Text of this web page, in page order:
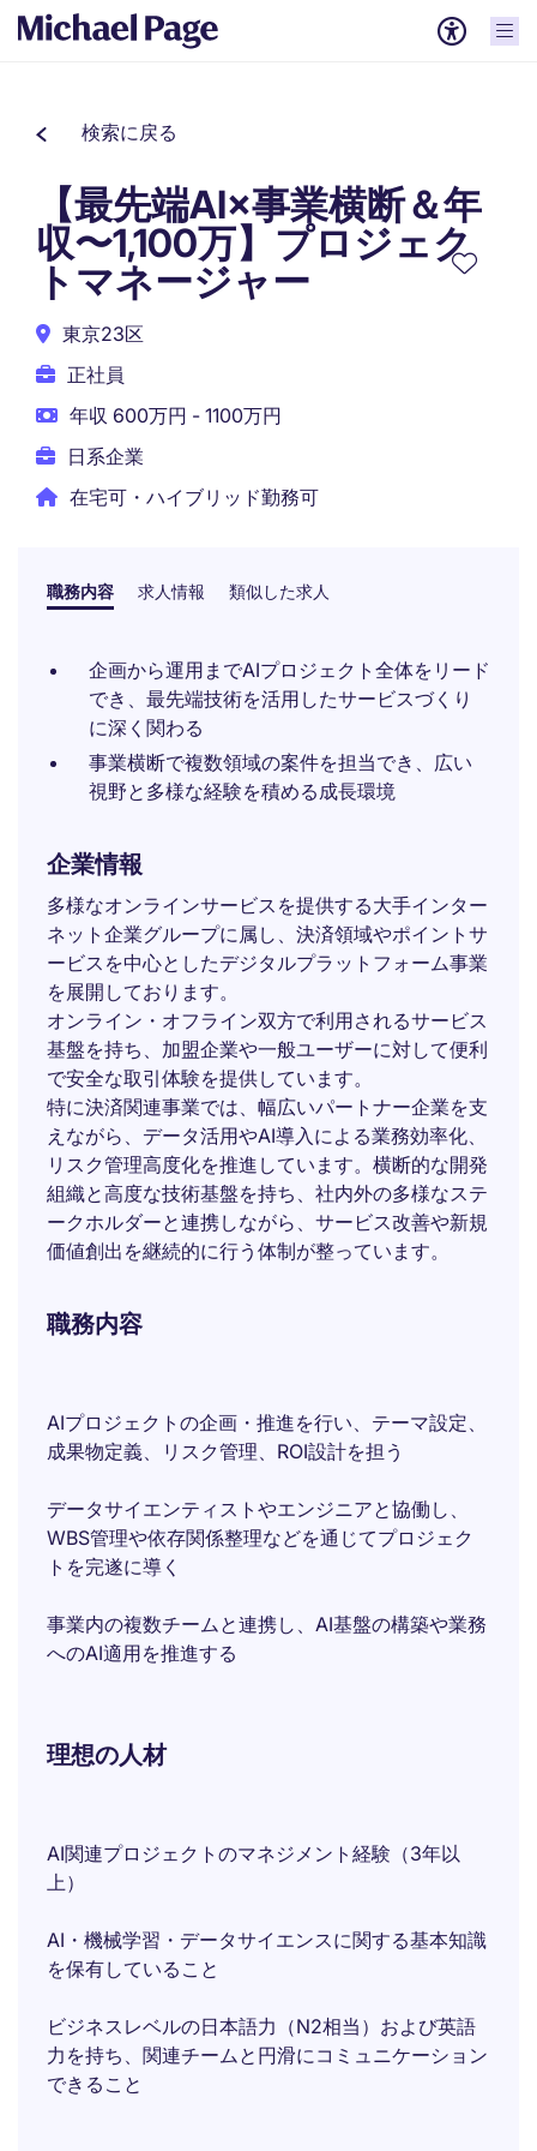
検索に戻る
【最先端AI×事業横断＆年
収〜1,100万】プロジェク
トマネージャー
東京23区
正社員
年収 600万円 - 1100万円
日系企業
在宅可・ハイブリッド勤務可
職務内容 求人情報 類似した求人
企画から運用までAIプロジェクト全体をリード
でき、最先端技術を活用したサービスづくり
に深く関わる
事業横断で複数領域の案件を担当でき、広い
視野と多様な経験を積める成長環境
企業情報
多様なオンラインサービスを提供する大手インター
ネット企業グループに属し、決済領域やポイントサ
ービスを中心としたデジタルプラットフォーム事業
を展開しております。
オンライン・オフライン双方で利用されるサービス
基盤を持ち、加盟企業や一般ユーザーに対して便利
で安全な取引体験を提供しています。
特に決済関連事業では、幅広いパートナー企業を支
えながら、データ活用やAI導入による業務効率化、
リスク管理高度化を推進しています。横断的な開発
組織と高度な技術基盤を持ち、社内外の多様なステ
ークホルダーと連携しながら、サービス改善や新規
価値創出を継続的に行う体制が整っています。
職務内容
AIプロジェクトの企画・推進を行い、テーマ設定、
成果物定義、リスク管理、ROI設計を担う
データサイエンティストやエンジニアと協働し、
WBS管理や依存関係整理などを通じてプロジェク
トを完遂に導く
事業内の複数チームと連携し、AI基盤の構築や業務
へのAI適用を推進する
理想の人材
AI関連プロジェクトのマネジメント経験（3年以
上）
AI・機械学習・データサイエンスに関する基本知識
を保有していること
ビジネスレベルの日本語力（N2相当）および英語
力を持ち、関連チームと円滑にコミュニケーション
できること